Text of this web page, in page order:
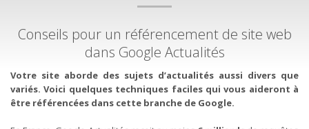
Conseils pour un référencement de site web
dans Google Actualités
Votre site aborde des sujets d’actualités aussi divers que
variés. Voici quelques techniques faciles qui vous aideront à
être référencées dans cette branche de Google.